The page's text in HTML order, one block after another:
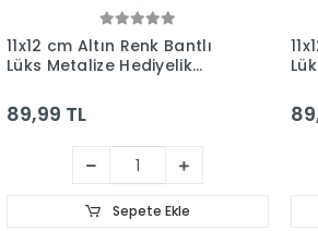
11x12 cm Altın Renk Bantlı
Lüks Metalize Hediyelik
89,99 TL
Sepete Ekle